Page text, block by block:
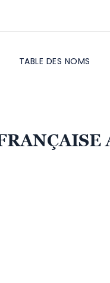
TABLE DES NOMS